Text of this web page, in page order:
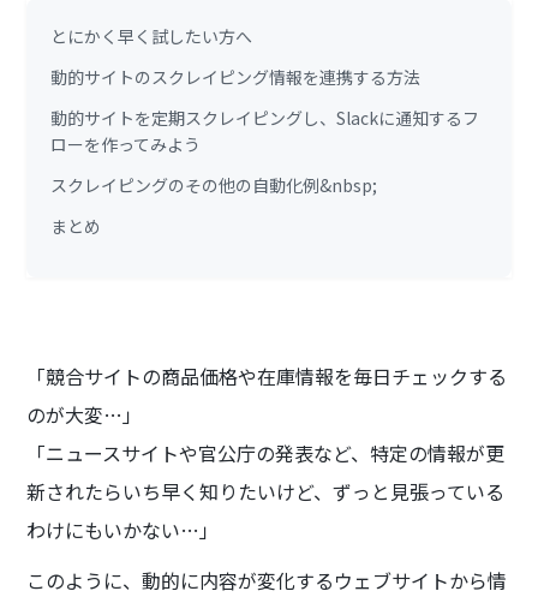
とにかく早く試したい方へ
動的サイトのスクレイピング情報を連携する方法
動的サイトを定期スクレイピングし、Slackに通知するフ
ローを作ってみよう
スクレイピングのその他の自動化例&nbsp;
まとめ
「競合サイトの商品価格や在庫情報を毎日チェックする
のが大変…」
「ニュースサイトや官公庁の発表など、特定の情報が更
新されたらいち早く知りたいけど、ずっと見張っている
わけにもいかない…」
このように、動的に内容が変化するウェブサイトから情